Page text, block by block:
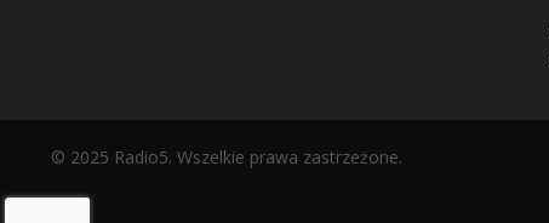
© 2025 Radio5. Wszelkie prawa zastrzeżone.